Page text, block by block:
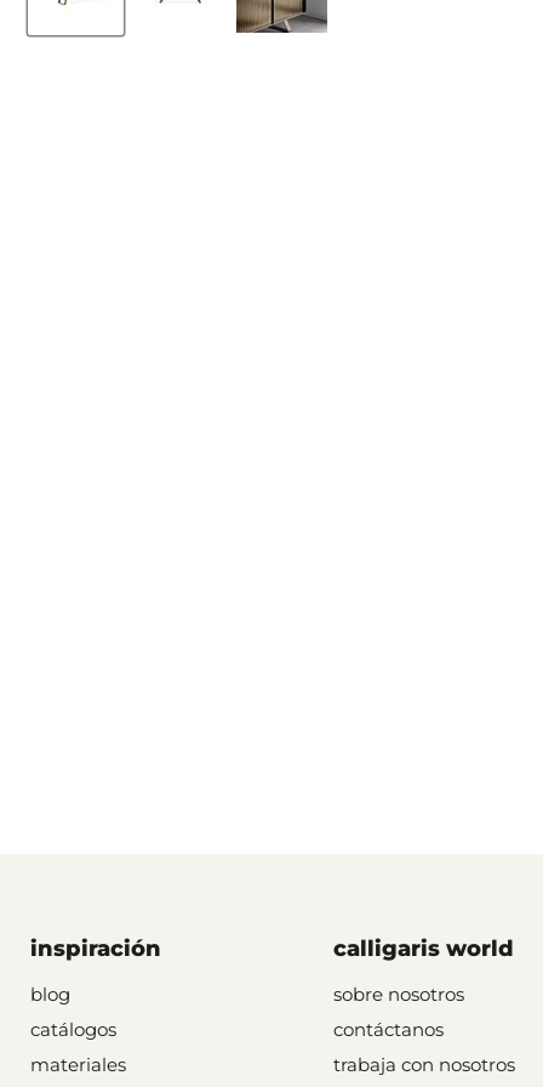
inspiración
blog
catálogos
materiales
calligaris world
sobre nosotros
contáctanos
trabaja con nosotros